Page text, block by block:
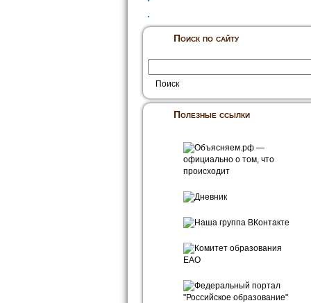
Поиск по сайту
Полезные ссылки